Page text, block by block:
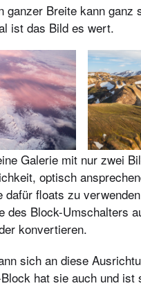
ganzer Breite kann ganz
ist das Bild es wert.
Galerie mit nur zwei
optisch
dafür floats zu
des Block-Umschalters
konvertieren.
sich an diese
hat sie auch und ist